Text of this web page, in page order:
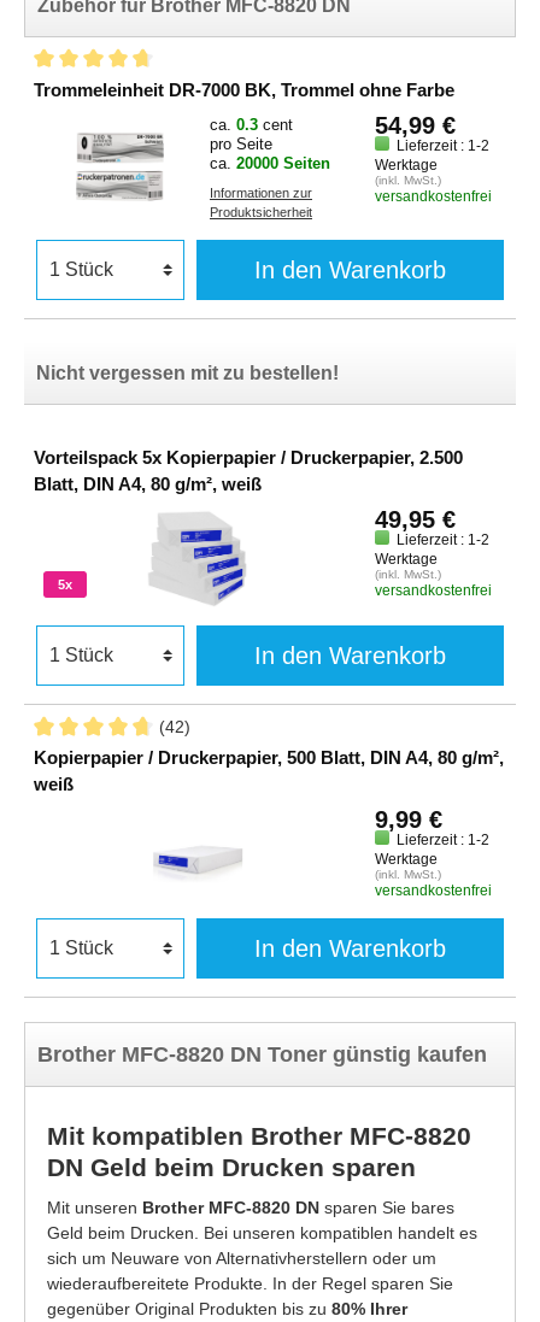
Zubehör für Brother MFC-8820 DN
Trommeleinheit DR-7000 BK, Trommel ohne Farbe
ca. 0.3 cent
pro Seite
ca. 20000 Seiten
Informationen zur
Produktsicherheit
54,99 €
Lieferzeit : 1-2
Werktage
(inkl. MwSt.)
versandkostenfrei
In den Warenkorb
Nicht vergessen mit zu bestellen!
Vorteilspack 5x Kopierpapier / Druckerpapier, 2.500
Blatt, DIN A4, 80 g/m², weiß
5x
49,95 €
Lieferzeit : 1-2
Werktage
(inkl. MwSt.)
versandkostenfrei
In den Warenkorb
(42)
Kopierpapier / Druckerpapier, 500 Blatt, DIN A4, 80 g/m²,
weiß
9,99 €
Lieferzeit : 1-2
Werktage
(inkl. MwSt.)
versandkostenfrei
In den Warenkorb
Brother MFC-8820 DN Toner günstig kaufen
Mit kompatiblen Brother MFC-8820
DN Geld beim Drucken sparen
Mit unseren Brother MFC-8820 DN sparen Sie bares
Geld beim Drucken. Bei unseren kompatiblen handelt es
sich um Neuware von Alternativherstellern oder um
wiederaufbereitete Produkte. In der Regel sparen Sie
gegenüber Original Produkten bis zu 80% Ihrer